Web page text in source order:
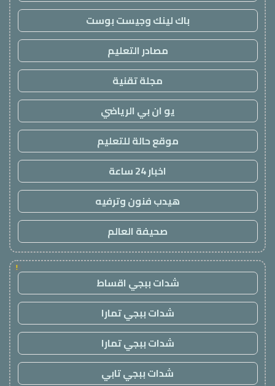
باك لينك وجيست بوست
مصادر التعليم
مجلة تقنية
يو ان بي الرياضي
موقع حالة للتعليم
اخبار 24 ساعة
هيدب فنون وترفيه
صحيفة العالم
!
شدات ببجي اقساط
شدات ببجي تمارا
شدات ببجي تمارا
شدات ببجي تابي